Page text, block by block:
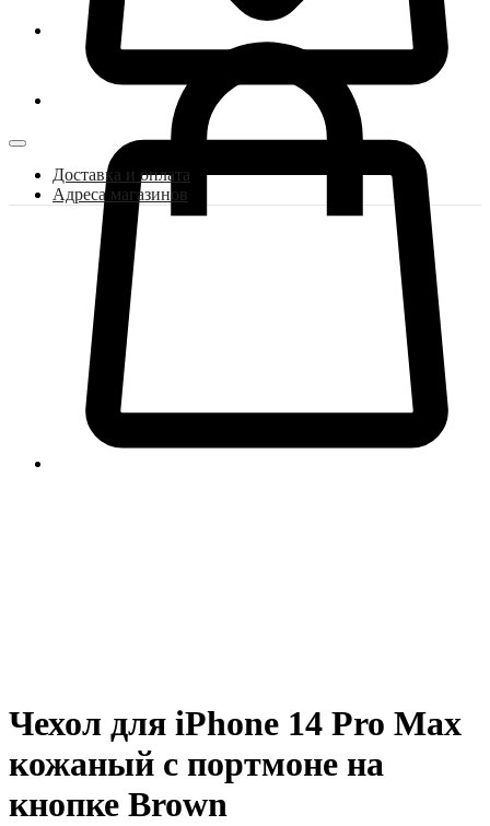
Доставка и оплата
Адреса магазинов
Чехол для iPhone 14 Pro Max
кожаный с портмоне на
кнопке Brown